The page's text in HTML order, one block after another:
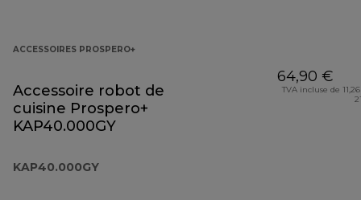
ACCESSOIRES PROSPERO+
Accessoire robot de
cuisine Prospero+
KAP40.000GY
KAP40.000GY
64,90 €
TVA incluse de